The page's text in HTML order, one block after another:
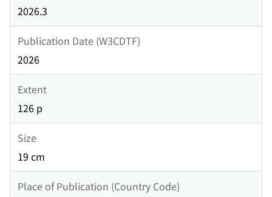
2026.3
Publication Date (W3CDTF)
2026
Extent
126 p
Size
19 cm
Place of Publication (Country Code)